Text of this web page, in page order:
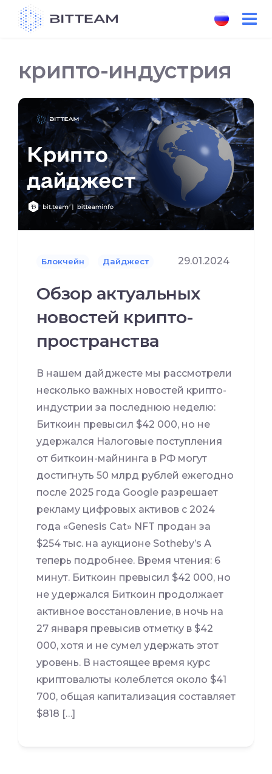
крипто-индустрия
Блокчейн Дайджест 29.01.2024
Обзор актуальных
новостей крипто-
пространства
В нашем дайджесте мы рассмотрели
несколько важных новостей крипто-
индустрии за последнюю неделю:
Биткоин превысил $42 000, но не
удержался Налоговые поступления
от биткоин-майнинга в РФ могут
достигнуть 50 млрд рублей ежегодно
после 2025 года Google разрешает
рекламу цифровых активов с 2024
года «Genesis Cat» NFT продан за
$254 тыс. на аукционе Sotheby’s А
теперь подробнее. Время чтения: 6
минут. Биткоин превысил $42 000, но
не удержался Биткоин продолжает
активное восстановление, в ночь на
27 января превысив отметку в $42
000, хотя и не сумел удержать этот
уровень. В настоящее время курс
криптовалюты колеблется около $41
700, общая капитализация составляет
$818 […]